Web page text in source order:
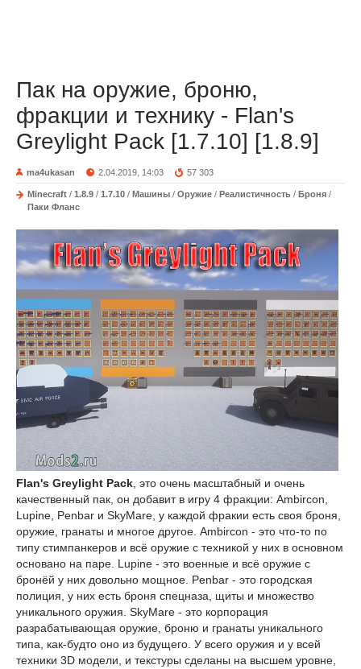
Пак на оружие, броню,
фракции и технику - Flan's
Greylight Pack [1.7.10] [1.8.9]
ma4ukasan 2.04.2019, 14:03 57 303
Minecraft / 1.8.9 / 1.7.10 / Машины / Оружие / Реалистичность / Броня /
Паки Фланс
Flan's Greylight Pack , это очень масштабный и очень
качественный пак, он добавит в игру 4 фракции: Ambircon,
Lupine, Penbar и SkyMare, у каждой фракии есть своя броня,
оружие, гранаты и многое другое. Ambircon - это что-то по
типу стимпанкеров и всё оружие с техникой у них в основном
основано на паре. Lupine - это военные и всё оружие с
бронёй у них довольно мощное. Penbar - это городская
полиция, у них есть броня спецназа, щиты и множество
уникального оружия. SkyMare - это корпорация
разрабатывающая оружие, броню и гранаты уникального
типа, как-будто оно из будущего. У всего оружия и у всей
техники 3D модели, и текстуры сделаны на высшем уровне,